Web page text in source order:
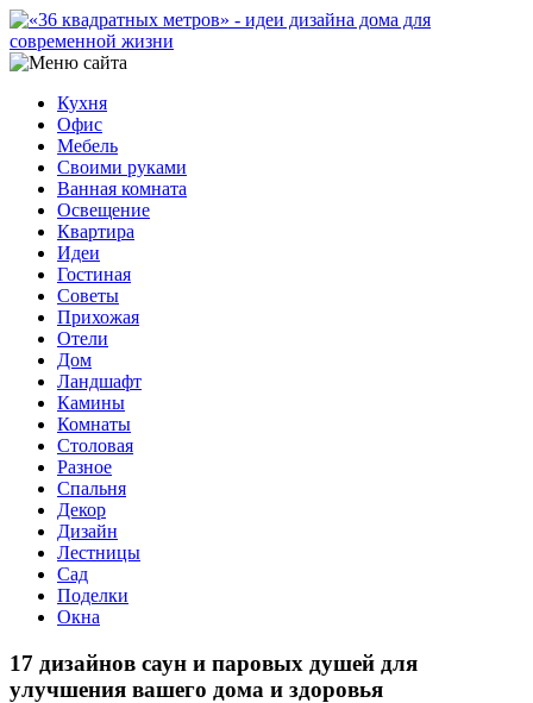
Кухня
Офис
Мебель
Своими руками
Ванная комната
Освещение
Квартира
Идеи
Гостиная
Советы
Прихожая
Отели
Дом
Ландшафт
Камины
Комнаты
Столовая
Разное
Спальня
Декор
Дизайн
Лестницы
Сад
Поделки
Окна
17 дизайнов саун и паровых душей для
улучшения вашего дома и здоровья